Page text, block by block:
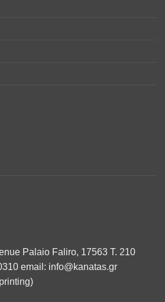
Palaio Faliro, 17563 T. 210
email: info@kanatas.gr